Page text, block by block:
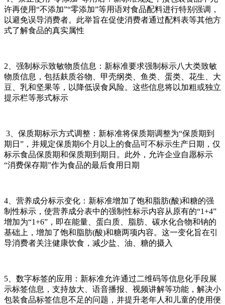
许再使用“不添加”“零添加”等用语对食品配料进行特别强调，
以避免误导消费者。此举旨在促使消费者通过配料表等其他方
式了解食品的真实属性‌ ‌
2、强制标示致敏物质信息‌：新标准要求强制标示八大类致敏
物质信息，包括麸质谷物、甲壳纲类、鱼类、蛋类、花生、大
豆、乳和坚果等，以降低误食风险。这些信息将以加粗或独立
提示栏等形式标示‌
‌3、保质期标示方式调整‌：新标准将保质期调整为“保质期到
期日”，并规定保质期6个月以上的食品可不标示生产日期，仅
标示食品保质期和保质期到期日。此外，允许企业自愿标示
“消费保存期”作为食品的最后食用日期‌ ‌
4、营养成分标示变化‌：新标准增加了饱和脂肪(酸)和糖的强
制性标示，使营养成分表中的强制性标示内容从原有的“1+4”
增加为“1+6”，即在能量、蛋白质、脂肪、碳水化合物和钠的
基础上，增加了饱和脂肪(酸)和糖两项内容。这一变化旨在引
导消费者关注健康饮食，减少盐、油、糖的摄入‌ ‌
5、数字标签的应用‌：新标准允许通过二维码等信息化手段展
示标签信息，支持放大、语音播报、视频讲解等功能，解决小
包装食品标签信息不足的问题，并提升老年人和儿童的使用便